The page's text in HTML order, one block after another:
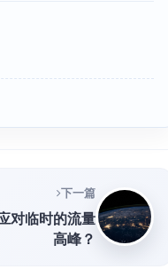
下一篇
对临时的流量
高峰？